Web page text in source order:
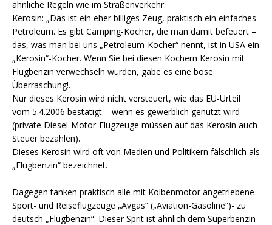
ähnliche Regeln wie im Straßenverkehr.
Kerosin: „Das ist ein eher billiges Zeug, praktisch ein einfaches
Petroleum. Es gibt Camping-Kocher, die man damit befeuert –
das, was man bei uns „Petroleum-Kocher“ nennt, ist in USA ein
„Kerosin“-Kocher. Wenn Sie bei diesen Kochern Kerosin mit
Flugbenzin verwechseln würden, gäbe es eine böse
Überraschung!.
Nur dieses Kerosin wird nicht versteuert, wie das EU-Urteil
vom 5.4.2006 bestätigt – wenn es gewerblich genutzt wird
(private Diesel-Motor-Flugzeuge müssen auf das Kerosin auch
Steuer bezahlen).
Dieses Kerosin wird oft von Medien und Politikern fälschlich als
„Flugbenzin“ bezeichnet.
Dagegen tanken praktisch alle mit Kolbenmotor angetriebene
Sport- und Reiseflugzeuge „Avgas“ („Aviation-Gasoline“)- zu
deutsch „Flugbenzin“. Dieser Sprit ist ähnlich dem Superbenzin